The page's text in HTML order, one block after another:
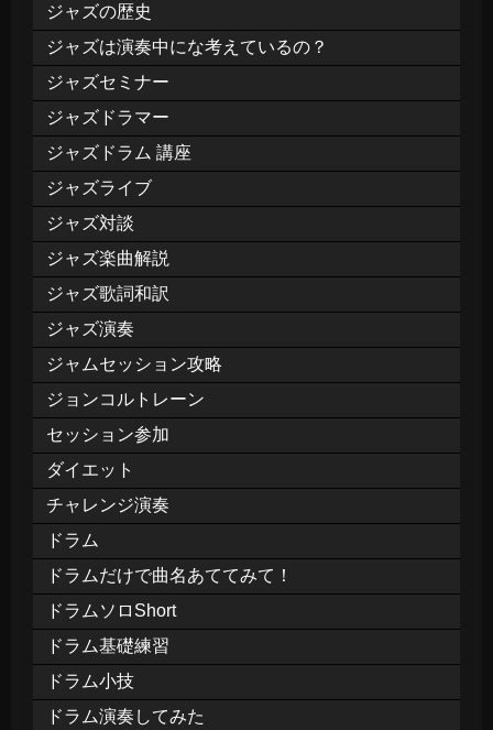
ジャズの歴史
ジャズは演奏中にな考えているの？
ジャズセミナー
ジャズドラマー
ジャズドラム 講座
ジャズライブ
ジャズ対談
ジャズ楽曲解説
ジャズ歌詞和訳
ジャズ演奏
ジャムセッション攻略
ジョンコルトレーン
セッション参加
ダイエット
チャレンジ演奏
ドラム
ドラムだけで曲名あててみて！
ドラムソロShort
ドラム基礎練習
ドラム小技
ドラム演奏してみた